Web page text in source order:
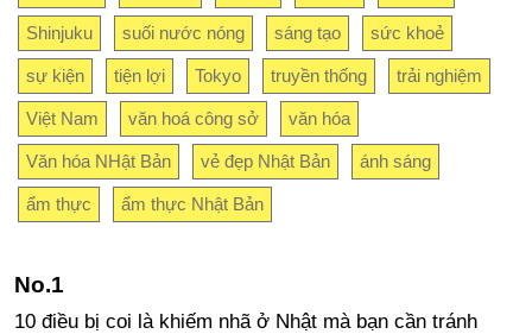
Shinjuku suối nước nóng sáng tạo sức khoẻ
sự kiện tiện lợi Tokyo truyền thống trải nghiệm
Việt Nam văn hoá công sở văn hóa
Văn hóa NHật Bản vẻ đẹp Nhật Bản ánh sáng
ẩm thực ẩm thực Nhật Bản
10 điều bị coi là khiếm nhã ở Nhật mà bạn cần tránh